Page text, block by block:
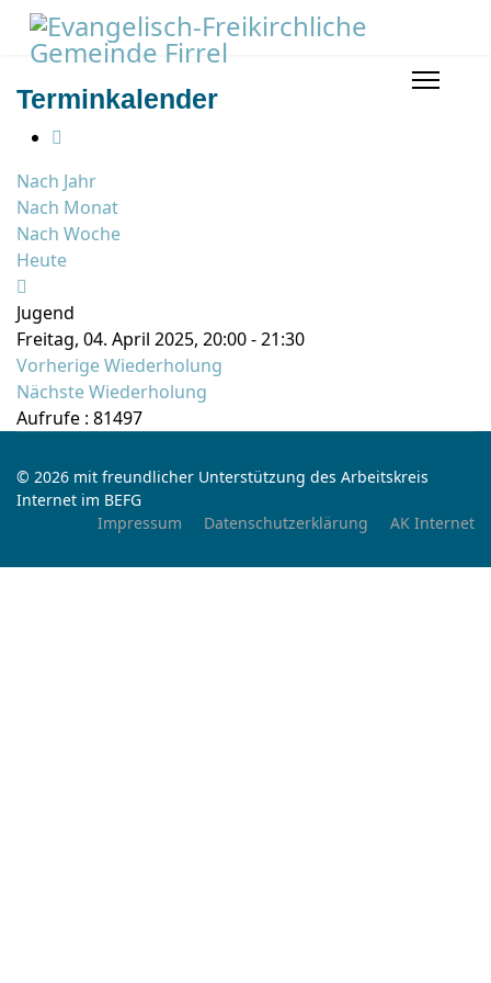
Terminkalender
Nach Jahr
Nach Monat
Nach Woche
Heute
Jugend
Freitag, 04. April 2025, 20:00 - 21:30
Vorherige Wiederholung
Nächste Wiederholung
Aufrufe : 81497
© 2026 mit freundlicher Unterstützung des Arbeitskreis
Internet im BEFG
Impressum
Datenschutzerklärung AK Internet